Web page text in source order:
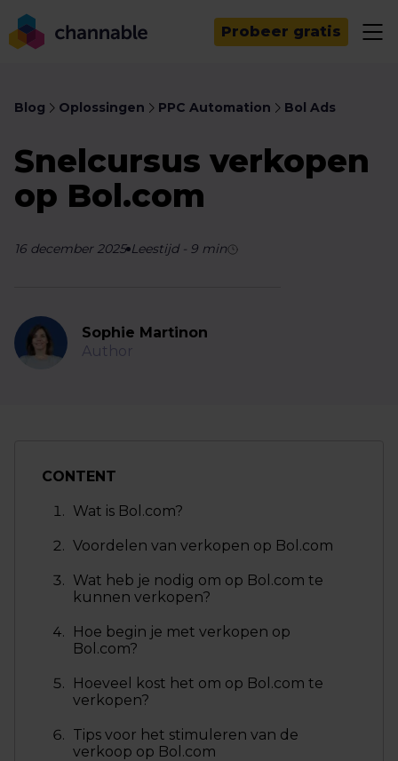
Probeer gratis
Blog Oplossingen PPC Automation Bol Ads
Snelcursus verkopen
op Bol.com
16 december 2025 Leestijd- 9 min
Sophie Martinon
Author
CONTENT
Wat is Bol.com?
Voordelen van verkopen op Bol.com
Wat heb je nodig om op Bol.com te
kunnen verkopen?
Hoe begin je met verkopen op
Bol.com?
Hoeveel kost het om op Bol.com te
verkopen?
Tips voor het stimuleren van de
verkoop op Bol.com